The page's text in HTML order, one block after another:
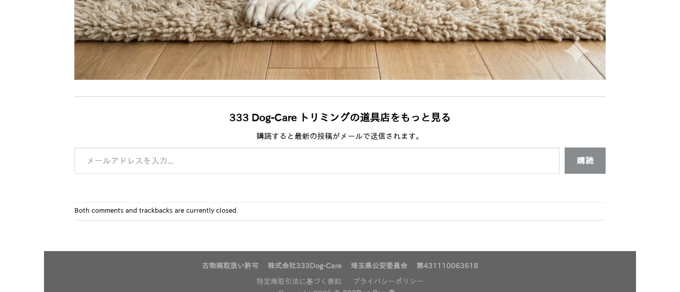
333 Dog-Care トリミングの道具店をもっと見る
購読すると最新の投稿がメールで送信されます。
メールアドレスを入力...
購読
Both comments and trackbacks are currently closed.
古物商取扱い許可 株式会社333Dog-Care 埼玉県公安委員会 第431110063618
特定商取引法に基づく表記
プライバシーポリシー